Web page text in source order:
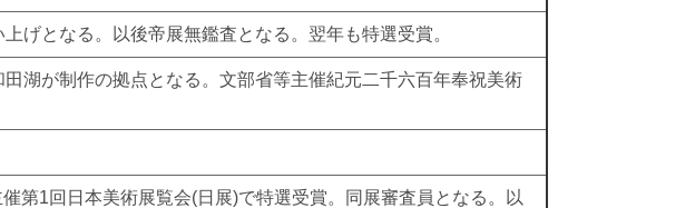
げとなる。以後帝展無鑑査となる。翌年も特選受賞。
湖が制作の拠点となる。文部省等主催紀元二千六百年奉祝美術
第1回日本美術展覧会(日展)で特選受賞。同展審査員となる。以